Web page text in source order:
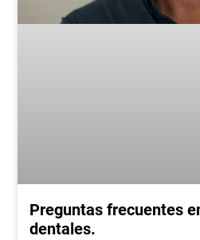
Preguntas frecuentes
dentales.